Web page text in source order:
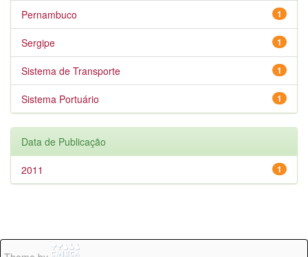
1
Pernambuco
1
Sergipe
1
Sistema de Transporte
1
Sistema Portuário
Data de Publicação
1
2011